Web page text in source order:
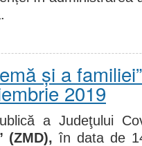
și a
2019
a Judeţului
(ZMD), în data de